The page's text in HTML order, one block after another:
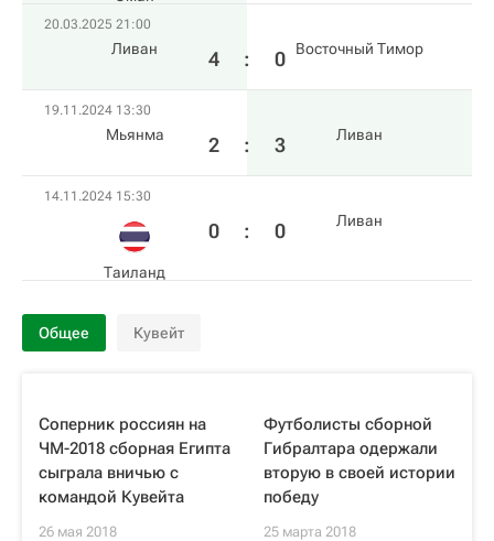
20.03.2025 21:00
Ливан 4 : 0 Восточный Тимор
19.11.2024 13:30
Мьянма 2 : 3 Ливан
14.11.2024 15:30
Таиланд
0 : 0 Ливан
Общее Кувейт
Соперник россиян на
ЧМ-2018 сборная Египта
сыграла вничью с
командой Кувейта
26 мая 2018
Футболисты сборной
Гибралтара одержали
вторую в своей истории
победу
25 марта 2018